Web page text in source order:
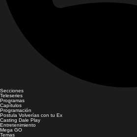
Secciones
Teleseries
Programas
Capítulos
Programación
Postula Volverías con tu Ex
Casting Dale Play
Entretenimiento
Mega GO
Temas